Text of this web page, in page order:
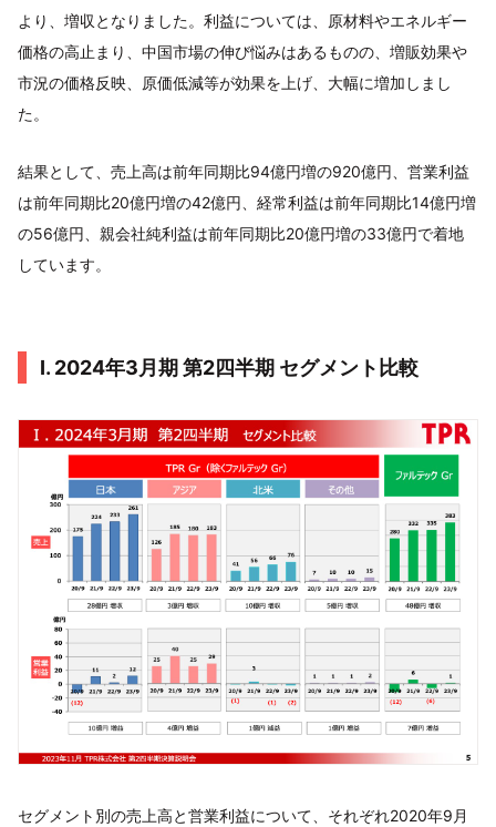
より、増収となりました。利益については、原材料やエネルギー
価格の高止まり、中国市場の伸び悩みはあるものの、増販効果や
市況の価格反映、原価低減等が効果を上げ、大幅に増加しまし
た。
結果として、売上高は前年同期比94億円増の920億円、営業利益
は前年同期比20億円増の42億円、経常利益は前年同期比14億円増
の56億円、親会社純利益は前年同期比20億円増の33億円で着地
しています。
Ⅰ. 2024年3月期 第2四半期 セグメント比較
セグメント別の売上高と営業利益について、それぞれ2020年9月